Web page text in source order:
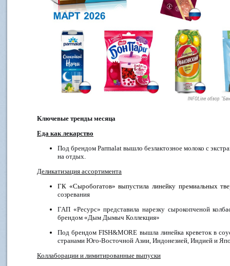
Ключевые тренды месяца
Еда как лекарство
Под брендом Parmalat вышло безлактозное молоко с
на отдых.
Деликатизация ассортимента
ГК «Сыробогатов» выпустила линейку премиальных
созревания
ГАП «Ресурс» представила нарезку сырокопченой
брендом «Дым Дымыч Коллекция»
Под брендомFISH&MORE вышла линейка креветок в
странами Юго-Восточной Азии, Индонезией, Индией и
Коллаборации и лимитированные выпуски